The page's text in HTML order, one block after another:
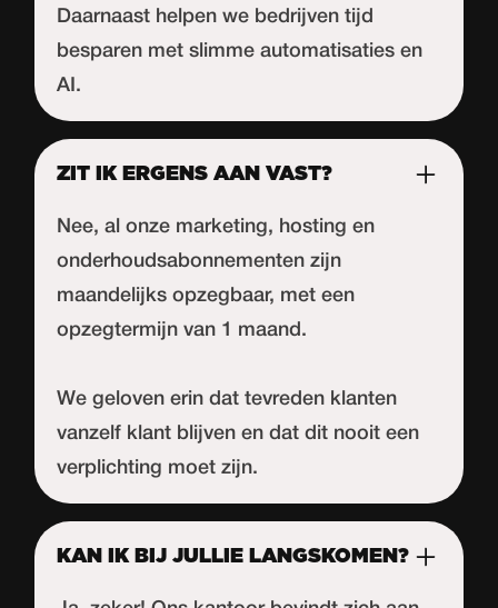
Daarnaast helpen we bedrijven tijd
besparen met slimme automatisaties en
AI.
ZIT IK ERGENS AAN VAST?
Nee, al onze marketing, hosting en
onderhoudsabonnementen zijn
maandelijks opzegbaar, met een
opzegtermijn van 1 maand.
We geloven erin dat tevreden klanten
vanzelf klant blijven en dat dit nooit een
verplichting moet zijn.
KAN IK BIJ JULLIE LANGSKOMEN?